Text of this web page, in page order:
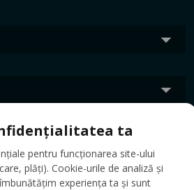
ta
pentru funcționarea site-ului
plăți). Cookie-urile de analiză și
experiența ta și sunt